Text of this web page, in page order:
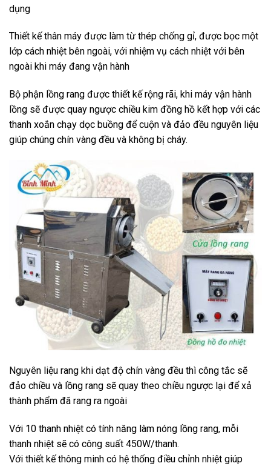
dụng
Thiết kế thân máy được làm từ thép chống gỉ, được bọc một
lớp cách nhiệt bên ngoài, với nhiệm vụ cách nhiệt với bên
ngoài khi máy đang vận hành
Bộ phận lồng rang được thiết kế rộng rãi, khi máy vận hành
lồng sẽ được quay ngược chiều kim đồng hồ kết hợp với các
thanh xoắn chạy dọc buồng để cuộn và đảo đều nguyên liệu
giúp chúng chín vàng đều và không bị cháy.
Nguyên liệu rang khi dạt độ chín vàng đều thì công tắc sẽ
đảo chiều và lồng rang sẽ quay theo chiều ngược lại để xả
thành phẩm đã rang ra ngoài
Với 10 thanh nhiệt có tính năng làm nóng lồng rang, mỗi
thanh nhiệt sẽ có công suất 450W/thanh.
Với thiết kế thông minh có hệ thống điều chỉnh nhiệt giúp